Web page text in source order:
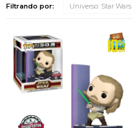
Filtrando por: Universo: Star Wars